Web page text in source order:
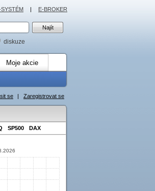
diskuze
Moje akcie
se | Zaregistrovat se
SP500 DAX
SYSTÉM | E-BROKER